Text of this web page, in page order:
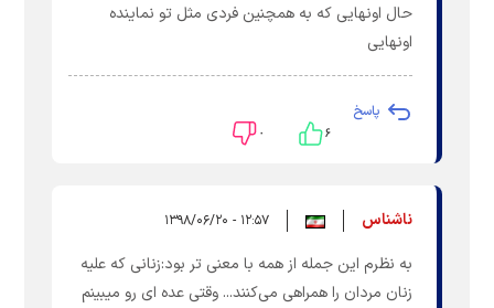
حال اونهایی که به همچنین فردی مثل تو نماینده
اونهایی
پاسخ
۶ ۰
ناشناس ۱۲:۵۷ - ۱۳۹۸/۰۶/۲۰
به نظرم این جمله از همه با معنی تر بود:زنانی که علیه
زنان مردان را همراهی می‌کنند... وقتی عده ای رو میبینم